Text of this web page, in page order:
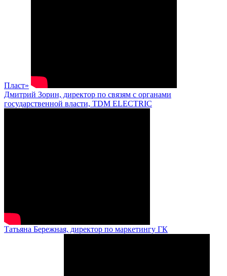
Пласт»
Дмитрий Зорин, директор по связям с органами
государственной власти, TDM ELECTRIC
Татьяна Бережная, директор по маркетингу ГК